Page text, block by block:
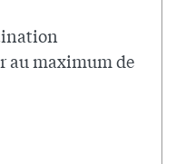
au maximum de